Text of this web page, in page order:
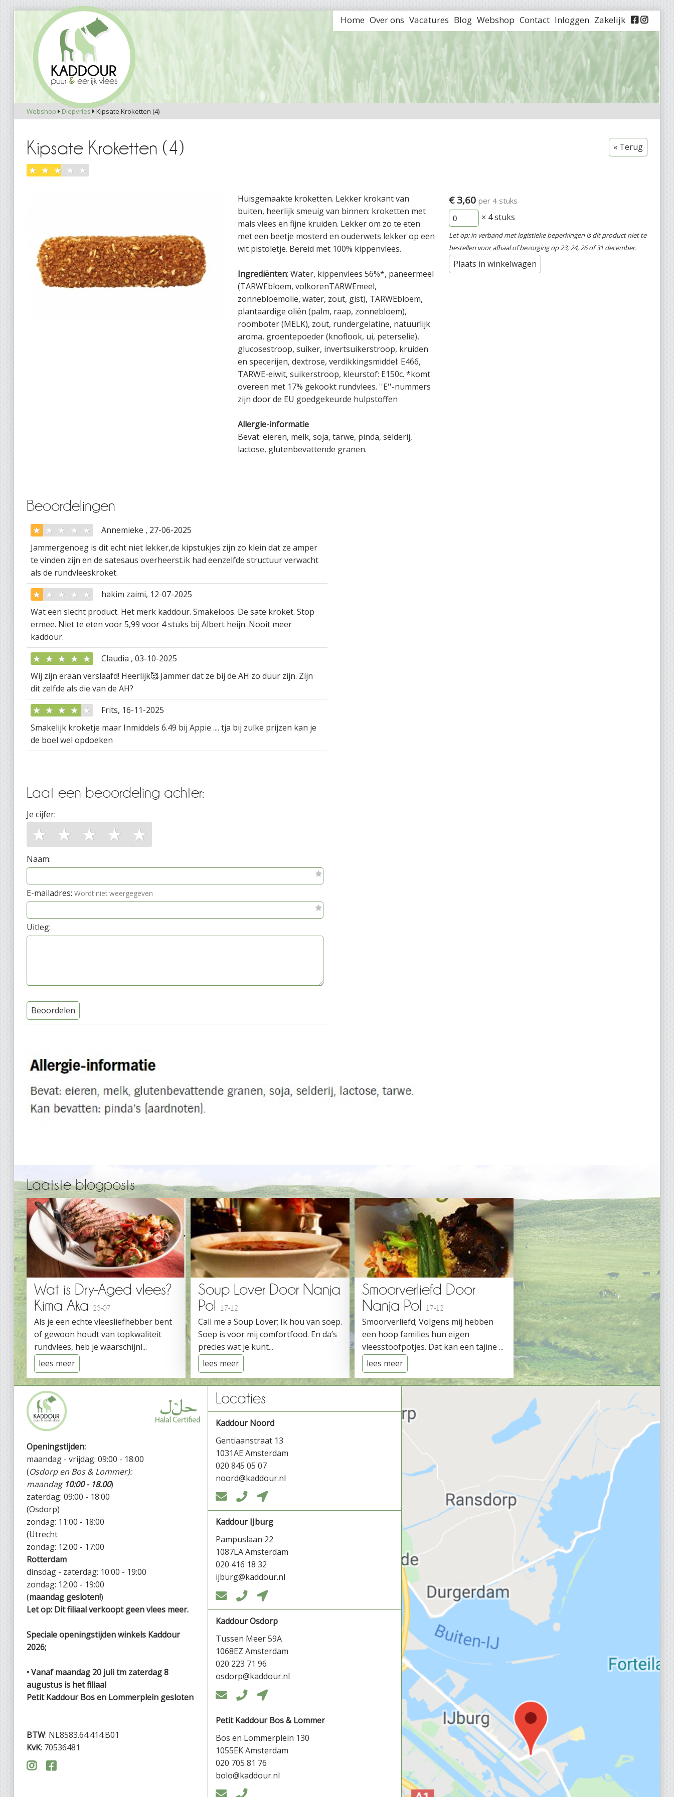


Zakelijk
Inloggen
Contact
Webshop
Blog
Vacatures
Over ons
Home
Webshop  Diepvries  Kipsate Kroketten (4)
Kipsate Kroketten (4) « Terug
★ ★ ★ ★ ★
€ 3,60 per 4 stuks
× 4stuks
Let op: in verband met logistieke beperkingen is dit product niet te
bestellen voor afhaal of bezorging op 23, 24, 26 of 31 december.
Plaats in winkelwagen
Huisgemaakte kroketten. Lekker krokant van
buiten, heerlijk smeuig van binnen: kroketten met
mals vlees en fijne kruiden. Lekker om zo te eten
met een beetje mosterd en ouderwets lekker op een
wit pistoletje. Bereid met 100% kippenvlees.
Ingrediënten: Water, kippenvlees 56%*, paneermeel
(TARWEbloem, volkorenTARWEmeel,
zonnebloemolie, water, zout, gist), TARWEbloem,
plantaardige oliën (palm, raap, zonnebloem),
roomboter (MELK), zout, rundergelatine, natuurlijk
aroma, groentepoeder (knoflook, ui, peterselie),
glucosestroop, suiker, invertsuikerstroop, kruiden
en specerijen, dextrose, verdikkingsmiddel: E466,
TARWE-eiwit, suikerstroop, kleurstof: E150c. *komt
overeen met 17% gekookt rundvlees. ''E''-nummers
zijn door de EU goedgekeurde hulpstoffen
Allergie-informatie
Bevat: eieren, melk, soja, tarwe, pinda, selderij,
lactose, glutenbevattende granen.
Beoordelingen
★ ★ ★ ★ ★
Annemieke , 27-06-2025
Jammergenoeg is dit echt niet lekker,de kipstukjes zijn zo klein dat ze amper
te vinden zijn en de satesaus overheerst.ik had eenzelfde structuur verwacht
als de rundvleeskroket.
★ ★ ★ ★ ★
hakim zaimi, 12-07-2025
Wat een slecht product. Het merk kaddour. Smakeloos. De sate kroket. Stop
ermee. Niet te eten voor 5,99 voor 4 stuks bij Albert heijn. Nooit meer
kaddour.
★ ★ ★ ★ ★
Claudia , 03-10-2025
Wij zijn eraan verslaafd! Heerlijk🥰 Jammer dat ze bij de AH zo duur zijn. Zijn
dit zelfde als die van de AH?
★ ★ ★ ★ ★
Frits, 16-11-2025
Smakelijk kroketje maar Inmiddels 6.49 bij Appie .... tja bij zulke prijzen kan je
de boel wel opdoeken
Laat een beoordeling achter:
Je cijfer:
★ ★ ★ ★ ★
Naam:
E-mailadres: Wordt niet weergegeven
Uitleg:
Beoordelen
Laatste blogposts
Wat is Dry-Aged vlees?
Kima Aka
25-07
Als je een echte vleesliefhebber bent
of gewoon houdt van topkwaliteit
rundvlees, heb je waarschijnl...
lees meer
Soup Lover Door Nanja
Pol
17-12
Call me a Soup Lover; Ik hou van soep.
Soep is voor mij comfortfood. En da’s
precies wat je kunt...
lees meer
Smoorverliefd Door
Nanja Pol
17-12
Smoorverliefd; Volgens mij hebben
een hoop families hun eigen
vleesstoofpotjes. Dat kan een tajine ...
lees meer
Openingstijden:
maandag - vrijdag: 09:00 - 18:00
(Osdorp en Bos & Lommer):
maandag 10:00 - 18.00)
zaterdag: 09:00 - 18:00
(Osdorp)
zondag: 11:00 - 18:00
(Utrecht
zondag: 12:00 - 17:00
Rotterdam
dinsdag - zaterdag: 10:00 - 19:00
zondag: 12:00 - 19:00
(maandag gesloten!)
Let op: Dit filiaal verkoopt geen vlees meer.
Speciale openingstijden winkels Kaddour
2026;
• Vanaf maandag 20 juli tm zaterdag 8
augustus is het filiaal
Petit Kaddour Bos en Lommerplein gesloten
BTW: NL8583.64.414.B01
KvK: 70536481
 
Locaties
Kaddour Noord
Gentiaanstraat 13
1031AE Amsterdam
020 845 05 07
noord@kaddour.nl
  
Kaddour IJburg
Pampuslaan 22
1087LA Amsterdam
020 416 18 32
ijburg@kaddour.nl
  
Kaddour Osdorp
Tussen Meer 59A
1068EZ Amsterdam
020 223 71 96
osdorp@kaddour.nl
  
Petit Kaddour Bos & Lommer
Bos en Lommerplein 130
1055EK Amsterdam
020 705 81 76
bolo@kaddour.nl
 